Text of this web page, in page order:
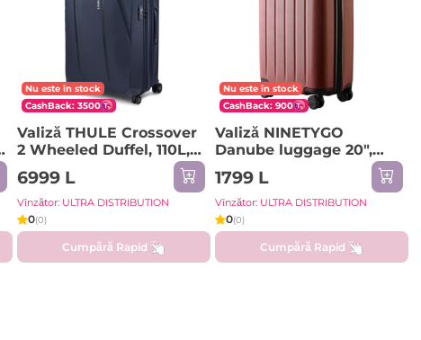
Nu este în stock
CashBack: 3500
Valiză THULE Crossover
2 Wheeled Duffel, 110L,
6999 L
Vînzător: ULTRA DISTRIBUTION
0(0)
Cumpără Rapid
Nu este în stock
CashBack: 900
Valiză NINETYGO
Danube luggage 20",
1799 L
Vînzător: ULTRA DISTRIBUTION
0(0)
Cumpără Rapid